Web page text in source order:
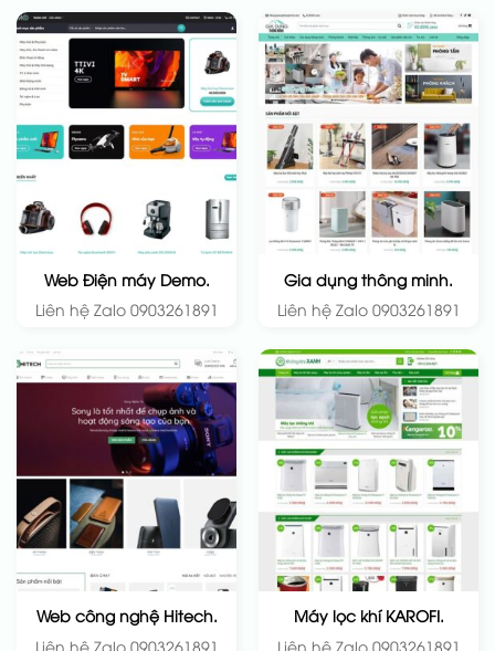
Web Điện máy Demo.
Liên hệ Zalo 0903261891
Gia dụng thông minh.
Liên hệ Zalo 0903261891
Web công nghệ Hitech.
Liên hệ Zalo 0903261891
Máy lọc khí KAROFI.
Liên hệ Zalo 0903261891